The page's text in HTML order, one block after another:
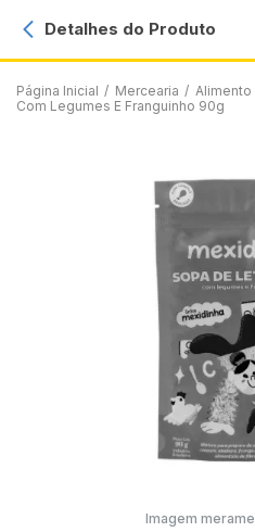
Página Inicial / Mercearia / Alimento
Com Legumes E Franguinho 90g
Detalhes do Produto
Imagem